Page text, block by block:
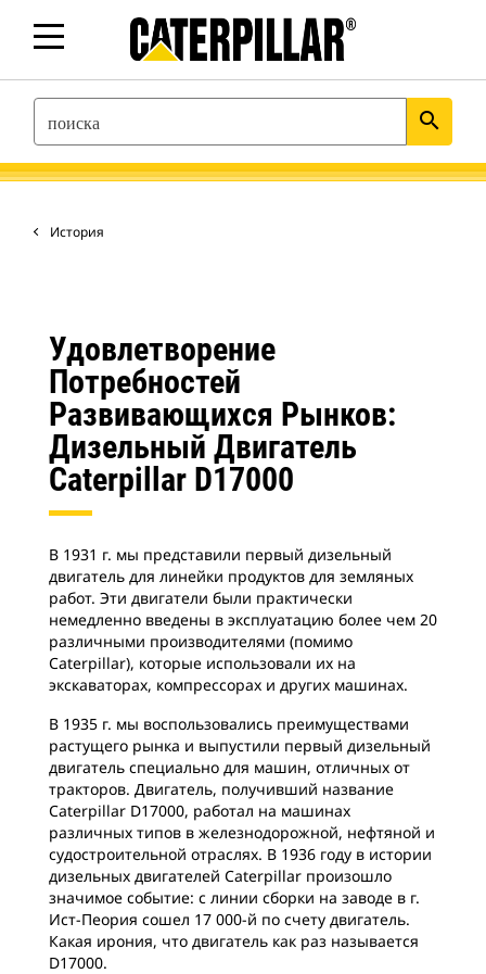
SEARCH search
История
Удовлетворение
Потребностей
Развивающихся Рынков:
Дизельный Двигатель
Caterpillar D17000
В 1931 г. мы представили первый дизельный
двигатель для линейки продуктов для земляных
работ. Эти двигатели были практически
немедленно введены в эксплуатацию более чем 20
различными производителями (помимо
Caterpillar), которые использовали их на
экскаваторах, компрессорах и других машинах.
В 1935 г. мы воспользовались преимуществами
растущего рынка и выпустили первый дизельный
двигатель специально для машин, отличных от
тракторов. Двигатель, получивший название
Caterpillar D17000, работал на машинах
различных типов в железнодорожной, нефтяной и
судостроительной отраслях. В 1936 году в истории
дизельных двигателей Caterpillar произошло
значимое событие: с линии сборки на заводе в г.
Ист-Пеория сошел 17 000-й по счету двигатель.
Какая ирония, что двигатель как раз называется
D17000.